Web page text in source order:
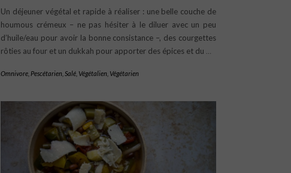
Un déjeuner végétal et rapide à réaliser : une belle couche de
houmous crémeux – ne pas hésiter à le diluer avec un peu
d’huile/eau pour avoir la bonne consistance –, des courgettes
rôties au four et un dukkah pour apporter des épices et du …
Omnivore Pescétarien Salé Végétalien Végétarien